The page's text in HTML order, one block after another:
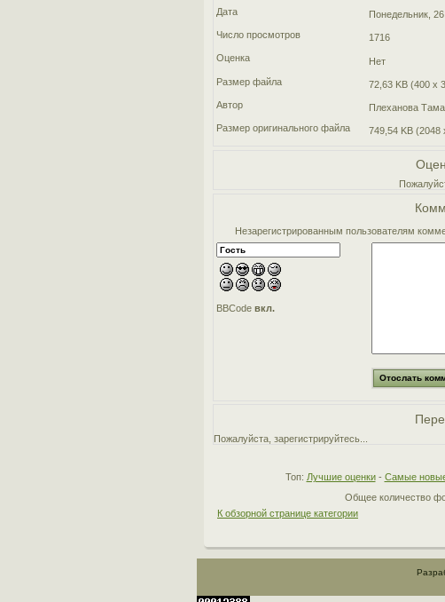
Дата
Понедельник,
Число просмотров
1716
Оценка
Нет
Размер файла
72,63 KB (400 x
Автор
Плеханова
Размер оригинального файла
749,54 KB (2048
Незарегистрированным пользователям
BBCodeвкл.
Пожалуйста, зарегистрируйтесь...
Топ: Лучшие оценки- Самые
Общее количество
К обзорной странице категории